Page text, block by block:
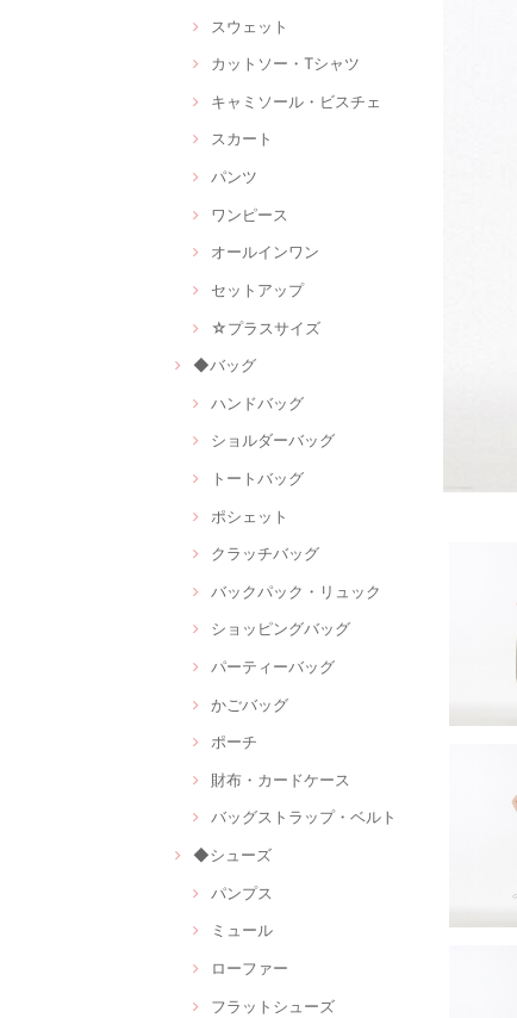
スウェット
カットソー・Tシャツ
キャミソール・ビスチェ
スカート
パンツ
ワンピース
オールインワン
セットアップ
☆プラスサイズ
◆バッグ
ハンドバッグ
ショルダーバッグ
トートバッグ
ポシェット
クラッチバッグ
バックパック・リュック
ショッピングバッグ
パーティーバッグ
かごバッグ
ポーチ
財布・カードケース
バッグストラップ・ベルト
◆シューズ
パンプス
ミュール
ローファー
フラットシューズ